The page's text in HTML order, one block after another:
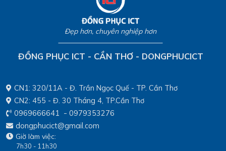
cồn Phó Ba, ấp Mỹ Thạnh, xã Mỹ Hòa
Hưng, tỉnh An Giang. Đây là hoạt động
mang ý nghĩa thiết thực, góp phần tạo nên
không gian vui chơi lành mạnh, an toàn
cho các em nhỏ tại khu vực còn nhiều khó
Đẹp hơn, chuyên nghiệp hơn
ĐỒNG PHỤC ICT - CẦN THƠ - DONGPHUCICT
CN1: 320/11A - Đ. Trần Ngọc Quế - TP. Cần Thơ
CN2: 455 - Đ. 30 Tháng 4, TP.Cần Thơ
0969666641 - 0979353276
dongphucict@gmail.com
Giờ làm việc:
7h30 - 11h30